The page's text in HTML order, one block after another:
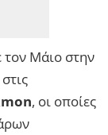
τον Μάιο στην
, οι οποίες